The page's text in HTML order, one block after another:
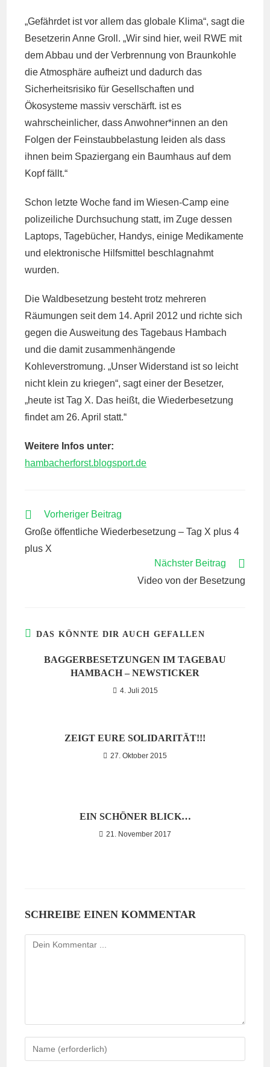
„Gefährdet ist vor allem das globale Klima“, sagt die
Besetzerin Anne Groll. „Wir sind hier, weil RWE mit
dem Abbau und der Verbrennung von Braunkohle
die Atmosphäre aufheizt und dadurch das
Sicherheitsrisiko für Gesellschaften und
Ökosysteme massiv verschärft. ist es
wahrscheinlicher, dass Anwohner*innen an den
Folgen der Feinstaubbelastung leiden als dass
ihnen beim Spaziergang ein Baumhaus auf dem
Kopf fällt.“
Schon letzte Woche fand im Wiesen-Camp eine
polizeiliche Durchsuchung statt, im Zuge dessen
Laptops, Tagebücher, Handys, einige Medikamente
und elektronische Hilfsmittel beschlagnahmt
wurden.
Die Waldbesetzung besteht trotz mehreren
Räumungen seit dem 14. April 2012 und richte sich
gegen die Ausweitung des Tagebaus Hambach
und die damit zusammenhängende
Kohleverstromung. „Unser Widerstand ist so leicht
nicht klein zu kriegen“, sagt einer der Besetzer,
„heute ist Tag X. Das heißt, die Wiederbesetzung
findet am 26. April statt.“
Weitere Infos unter:
hambacherforst.blogsport.de
WEITERE
ANSEHEN
Vorheriger Beitrag
Große öffentliche Wiederbesetzung – Tag X plus 4
plus X
Nächster Beitrag
Video von der Besetzung
DAS KÖNNTE DIR AUCH GEFALLEN
BAGGERBESETZUNGEN IM TAGEBAU
HAMBACH – NEWSTICKER
4. Juli 2015
ZEIGT EURE SOLIDARITÄT!!!
27. Oktober 2015
EIN SCHÖNER BLICK…
21. November 2017
SCHREIBE EINEN KOMMENTAR
Kommentieren
deinen